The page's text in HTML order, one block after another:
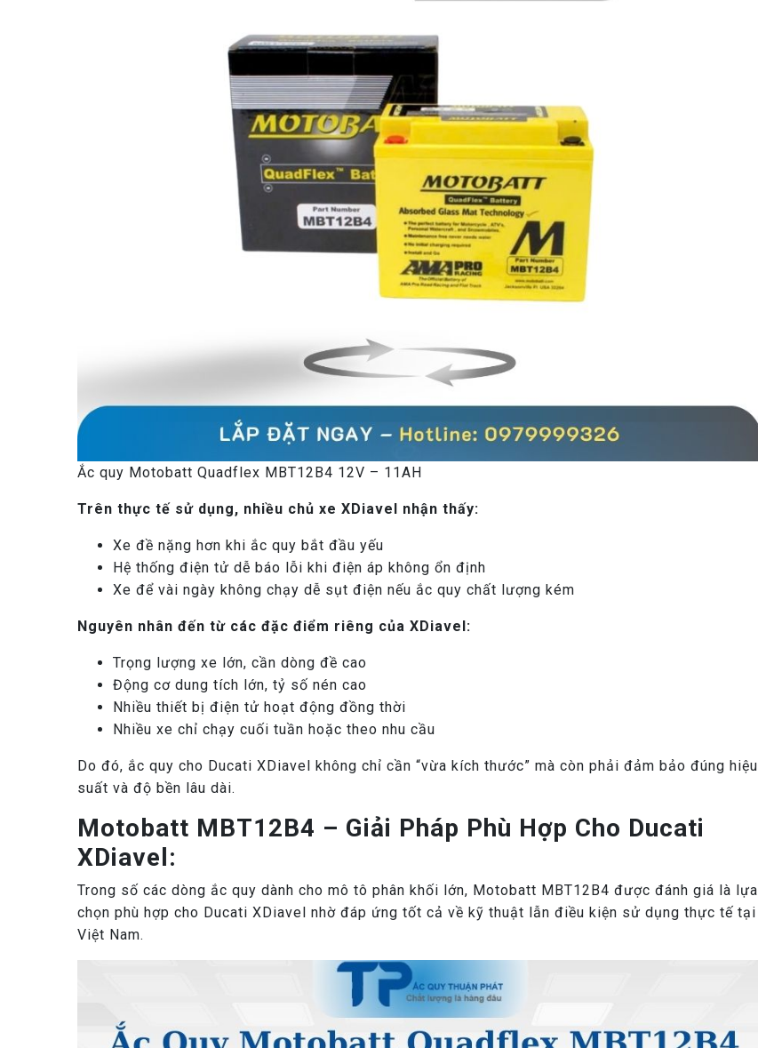
Ắc quy Motobatt Quadflex MBT12B4 12V – 11AH
Trên thực tế sử dụng, nhiều chủ xe XDiavel nhận thấy:
Xe đề nặng hơn khi ắc quy bắt đầu yếu
Hệ thống điện tử dễ báo lỗi khi điện áp không ổn định
Xe để vài ngày không chạy dễ sụt điện nếu ắc quy chất lượng kém
Nguyên nhân đến từ các đặc điểm riêng của XDiavel:
Trọng lượng xe lớn, cần dòng đề cao
Động cơ dung tích lớn, tỷ số nén cao
Nhiều thiết bị điện tử hoạt động đồng thời
Nhiều xe chỉ chạy cuối tuần hoặc theo nhu cầu
Do đó, ắc quy cho Ducati XDiavel không chỉ cần “vừa kích thước” mà còn phải đảm bảo đúng hiệu
suất và độ bền lâu dài.
Motobatt MBT12B4 – Giải Pháp Phù Hợp Cho Ducati
XDiavel:
Trong số các dòng ắc quy dành cho mô tô phân khối lớn, Motobatt MBT12B4 được đánh giá là lựa
chọn phù hợp cho Ducati XDiavel nhờ đáp ứng tốt cả về kỹ thuật lẫn điều kiện sử dụng thực tế tại
Việt Nam.